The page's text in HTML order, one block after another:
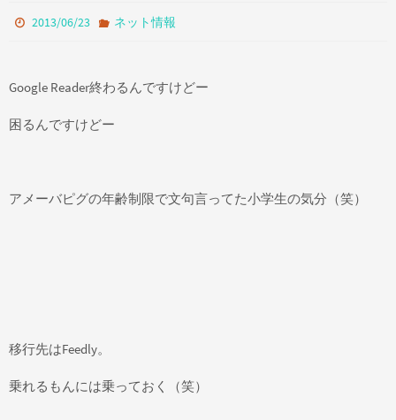
2013/06/23 ネット情報
Google Reader終わるんですけどー
困るんですけどー
アメーバピグの年齢制限で文句言ってた小学生の気分（笑）
移行先はFeedly。
乗れるもんには乗っておく（笑）